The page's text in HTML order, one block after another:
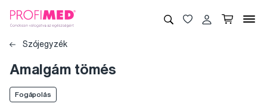
Szójegyzék
Amalgám tömés
Fogápolás